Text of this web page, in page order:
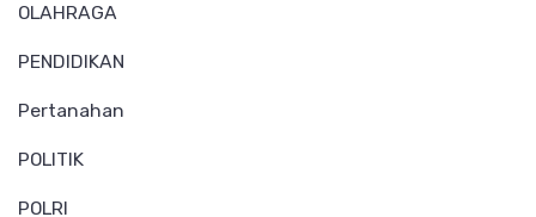
OLAHRAGA
PENDIDIKAN
Pertanahan
POLITIK
POLRI